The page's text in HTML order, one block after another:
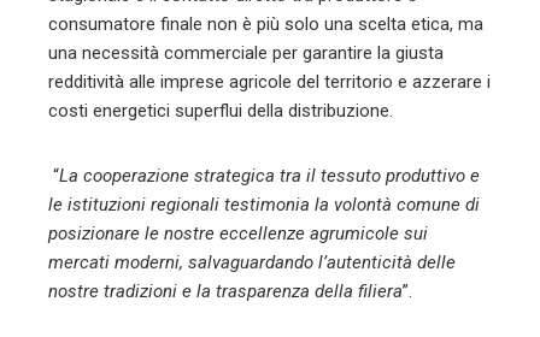
consumatore finale non è più solo una scelta etica, ma
una necessità commerciale per garantire la giusta
redditività alle imprese agricole del territorio e azzerare i
costi energetici superflui della distribuzione.
“La cooperazione strategica tra il tessuto produttivo e
le istituzioni regionali testimonia la volontà comune di
posizionare le nostre eccellenze agrumicole sui
mercati moderni, salvaguardando l’autenticità delle
nostre tradizioni e la trasparenza della filiera”.